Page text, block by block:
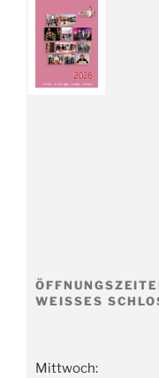
WEISSES
Mittwoch: